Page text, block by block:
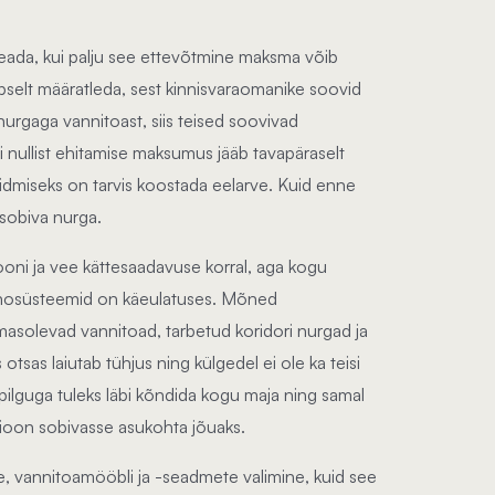
kui palju see ettevõtmine maksma võib
määratleda, sest kinnisvaraomanike soovid
vannitoast, siis teised soovivad
ehitamise maksumus jääb tavapäraselt
on tarvis koostada eelarve. Kuid enne
nurga.
ja vee kättesaadavuse korral, aga kogu
on käeulatuses. Mõned
vannitoad, tarbetud koridori nurgad ja
laiutab tühjus ning külgedel ei ole ka teisi
tuleks läbi kõndida kogu maja ning samal
sobivasse asukohta jõuaks.
vannitoamööbli ja -seadmete valimine, kuid see